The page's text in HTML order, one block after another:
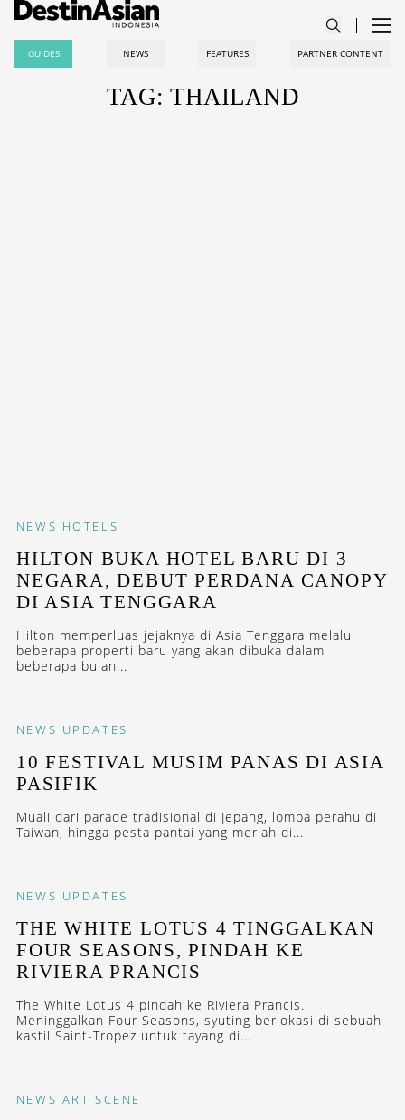
GUIDES NEWS FEATURES PARTNER CONTENT
TAG: THAILAND
NEWS HOTELS
HILTON BUKA HOTEL BARU DI 3
NEGARA, DEBUT PERDANA CANOPY
DI ASIA TENGGARA
Hilton memperluas jejaknya di Asia Tenggara melalui
beberapa properti baru yang akan dibuka dalam
beberapa bulan...
NEWS UPDATES
10 FESTIVAL MUSIM PANAS DI ASIA
PASIFIK
Muali dari parade tradisional di Jepang, lomba perahu di
Taiwan, hingga pesta pantai yang meriah di...
NEWS UPDATES
THE WHITE LOTUS 4 TINGGALKAN
FOUR SEASONS, PINDAH KE
RIVIERA PRANCIS
The White Lotus 4 pindah ke Riviera Prancis.
Meninggalkan Four Seasons, syuting berlokasi di sebuah
kastil Saint-Tropez untuk tayang di...
NEWS ART SCENE